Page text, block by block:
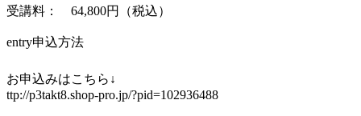
受講料： 64,800円（税込）
entry申込方法
お申込みはこちら↓
ttp://p3takt8.shop-pro.jp/?pid=102936488